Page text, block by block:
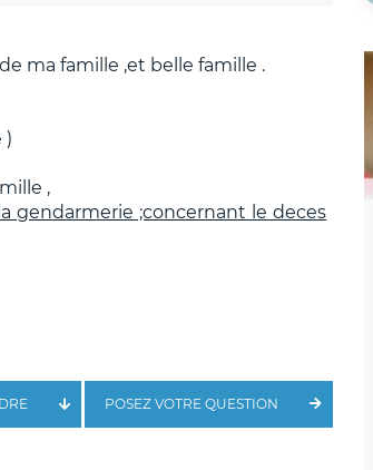
ma famille ,et belle famille .
)
,
gendarmerie ;concernant le deces
POSEZ VOTRE QUESTION